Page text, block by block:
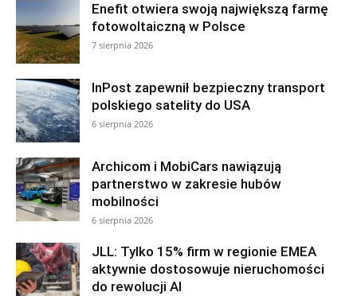
Enefit otwiera swoją największą farmę
fotowoltaiczną w Polsce
7 sierpnia 2026
InPost zapewnił bezpieczny transport
polskiego satelity do USA
6 sierpnia 2026
Archicom i MobiCars nawiązują
partnerstwo w zakresie hubów
mobilności
6 sierpnia 2026
JLL: Tylko 15% firm w regionie EMEA
aktywnie dostosowuje nieruchomości
do rewolucji AI